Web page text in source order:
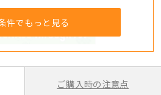
件でもっと見る
ご購入時の注意点